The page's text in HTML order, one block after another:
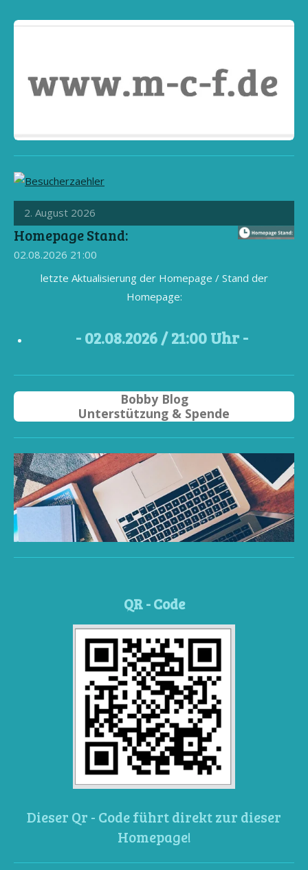
2. August 2026
Homepage Stand:
02.08.2026 21:00
letzte Aktualisierung der Homepage / Stand der
Homepage:
- 02.08.2026 / 21:00 Uhr -
Bobby Blog
Unterstützung & Spende
QR - Code
Dieser Qr - Code führt direkt zur dieser
Homepage!